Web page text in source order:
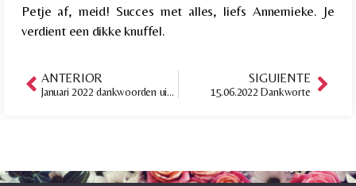
Petje af, meid! Succes met alles, liefs Annemieke. Je
verdient een dikke knuffel.
ANTERIOR
Januari 2022 dankwoorden uit Moraira
SIGUIENTE
15.06.2022 Dankworte